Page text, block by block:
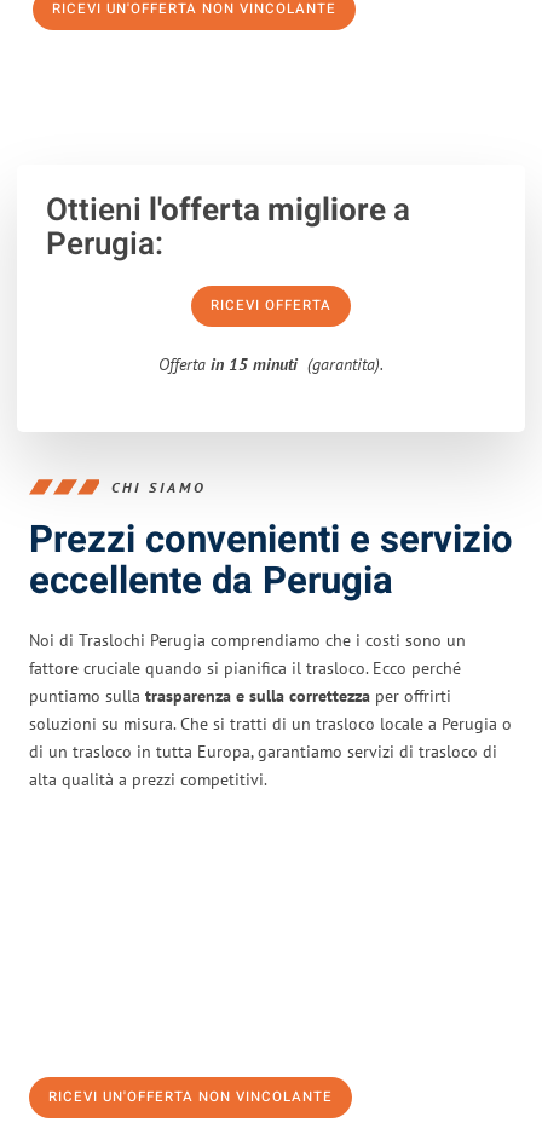
RICEVI UN'OFFERTA NON VINCOLANTE
Ottieni l'offerta migliorea
Perugia:
RICEVI OFFERTA
Offerta in 15 minuti (garantita).
CHI SIAMO
Prezzi convenienti e servizio
eccellente da Perugia
Noi di Traslochi Perugia comprendiamo che i costi sono un
fattore cruciale quando si pianifica il trasloco. Ecco perché
puntiamo sulla trasparenza e sulla correttezza per offrirti
soluzioni su misura. Che si tratti di un trasloco locale a Perugia o
di un trasloco in tutta Europa, garantiamo servizi di trasloco di
alta qualità a prezzi competitivi.
RICEVI UN'OFFERTA NON VINCOLANTE